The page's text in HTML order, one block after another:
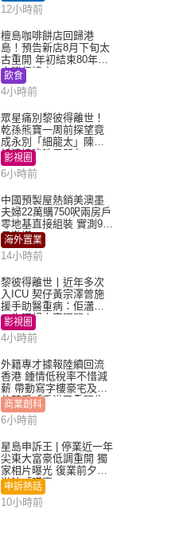
12小時前
檀島咖啡餅店回歸港
島！預告新店8月下旬太
古重開 年初結束80年歷
史灣仔總店
飲食
4小時前
眾星痛別黎彼得離世！
乾孫熊寶一周前探望竟
成永別「細龍太」陳思
圻淚憶唉吔男朋友
影視圈
6小時前
中國預製屋熱銷美澳墨
夫婦22萬購750呎兩房戶
零地基直接組裝 實測9個
月激讚
海外置業
14小時前
黎彼得離世丨近年多次
入ICU 契仔黃宗澤曾施
援手助醫重病：佢瀟灑
一生唔想大家唔開心
影視圈
4小時前
外籍專才據報陸續回流
香港 鍾情低稅率不惜減
薪 帶動寫字樓豪宅及學
位競爭「香港已重現生
機」
商業創科
6小時前
星島申訴王 | 停業近一年
尖東大富豪低調重開 獨
家相片曝光 復業前夕被
淋油「贈慶」
申訴熱話
10小時前